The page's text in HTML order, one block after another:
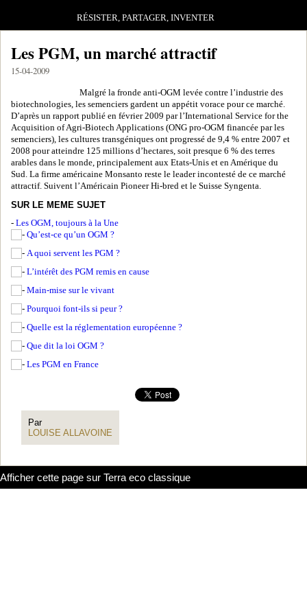
RÉSISTER, PARTAGER, INVENTER
Les PGM, un marché attractif
15-04-2009
Malgré la fronde anti-OGM levée contre l’industrie des
biotechnologies, les semenciers gardent un appétit vorace pour ce marché.
D’après un rapport publié en février 2009 par l’International Service for the
Acquisition of Agri-Biotech Applications (ONG pro-OGM financée par les
semenciers), les cultures transgéniques ont progressé de 9,4 % entre 2007 et
2008 pour atteindre 125 millions d’hectares, soit presque 6 % des terres
arables dans le monde, principalement aux Etats-Unis et en Amérique du
Sud. La firme américaine Monsanto reste le leader incontesté de ce marché
attractif. Suivent l’Américain Pioneer Hi-bred et le Suisse Syngenta.
SUR LE MEME SUJET
- Les OGM, toujours à la Une
Qu’est-ce qu’un OGM ?
A quoi servent les PGM ?
L’intérêt des PGM remis en cause
Main-mise sur le vivant
Pourquoi font-ils si peur ?
Quelle est la réglementation européenne ?
Que dit la loi OGM ?
Les PGM en France
Par
LOUISE ALLAVOINE
Afficher cette page sur Terra eco classique